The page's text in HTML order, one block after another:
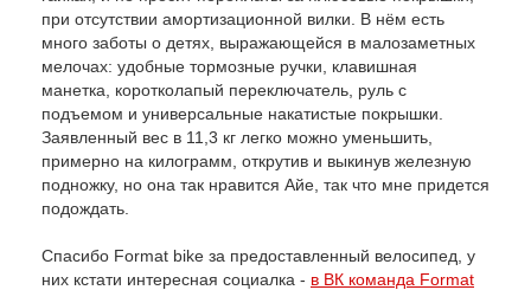
при отсутствии амортизационной вилки. В нём есть
много заботы о детях, выражающейся в малозаметных
мелочах: удобные тормозные ручки, клавишная
манетка, коротколапый переключатель, руль с
подъемом и универсальные накатистые покрышки.
Заявленный вес в 11,3 кг легко можно уменьшить,
примерно на килограмм, открутив и выкинув железную
подножку, но она так нравится Айе, так что мне придется
подождать.
Спасибо Format bike за предоставленный велосипед, у
них кстати интересная социалка - в ВК команда Format